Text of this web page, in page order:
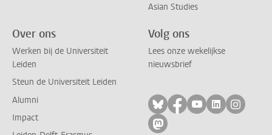
Asian Studies
Over ons
Werken bij de Universiteit
Leiden
Steun de Universiteit Leiden
Alumni
Impact
Volg ons
Lees onze wekelijkse
nieuwsbrief
Volg ons op bluesky
Volg ons op
Volg ons op
Volg ons
Volg
Volg ons op mastodon